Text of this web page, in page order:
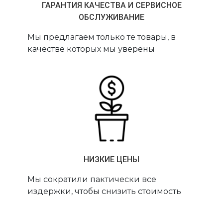
ГАРАНТИЯ КАЧЕСТВА И СЕРВИСНОЕ
ОБСЛУЖИВАНИЕ
Мы предлагаем только те товары, в
качестве которых мы уверены
НИЗКИЕ ЦЕНЫ
Мы сократили пактически все
издержки, чтобы снизить стоимость